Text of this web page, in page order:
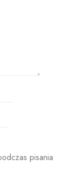
pisania